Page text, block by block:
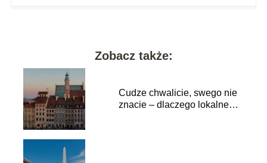
Zobacz także:
Cudze chwalicie, swego nie
znacie – dlaczego lokalne